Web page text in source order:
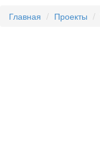
Главная
Проекты